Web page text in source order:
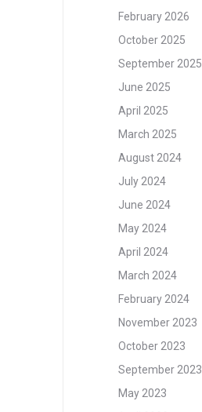
February 2026
October 2025
September 2025
June 2025
April 2025
March 2025
August 2024
July 2024
June 2024
May 2024
April 2024
March 2024
February 2024
November 2023
October 2023
September 2023
May 2023